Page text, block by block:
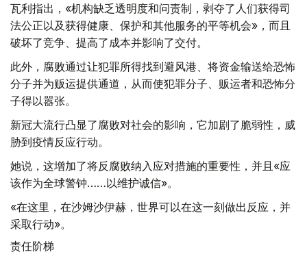
瓦利指出，«机构缺乏透明度和问责制，剥夺了人们获得司
法公正以及获得健康、保护和其他服务的平等机会»，而且
破坏了竞争、提高了成本并影响了交付。
此外，腐败通过让犯罪所得找到避风港、将资金输送给恐怖
分子并为贩运提供通道，从而使犯罪分子、贩运者和恐怖分
子得以嚣张。
新冠大流行凸显了腐败对社会的影响，它加剧了脆弱性，威
胁到疫情反应行动。
她说，这增加了将反腐败纳入应对措施的重要性，并且«应
该作为全球警钟……以维护诚信»。
«在这里，在沙姆沙伊赫，世界可以在这一刻做出反应，并
采取行动»。
责任阶梯